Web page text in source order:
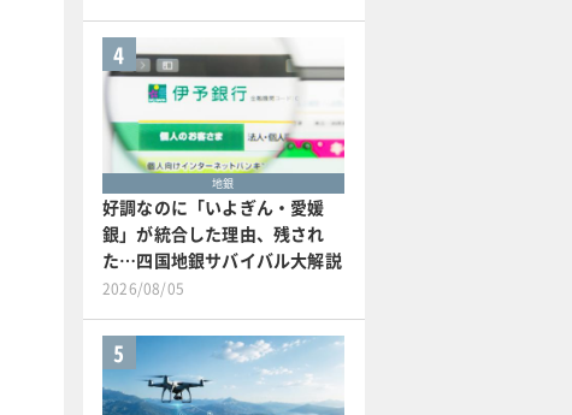
4
地銀
好調なのに「いよぎん・愛媛
銀」が統合した理由、残され
た…四国地銀サバイバル大解説
2026/08/05
5